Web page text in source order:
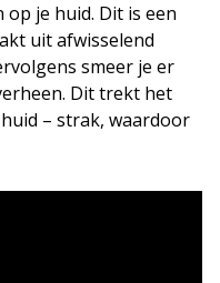
je huid. Dit is een
uit afwisselend
smeer je er
Dit trekt het
– strak, waardoor